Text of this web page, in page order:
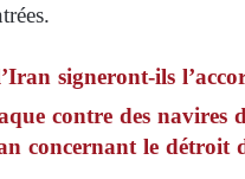
signeront-ils
contre des navires
concernant le détroit